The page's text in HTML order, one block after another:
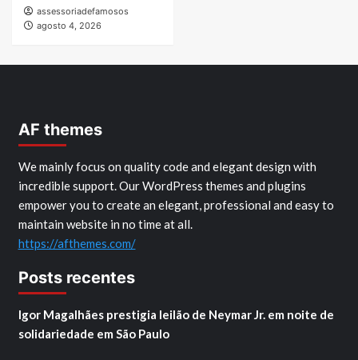
assessoriadefamosos
agosto 4, 2026
AF themes
We mainly focus on quality code and elegant design with
incredible support. Our WordPress themes and plugins
empower you to create an elegant, professional and easy to
maintain website in no time at all.
https://afthemes.com/
Posts recentes
Igor Magalhães prestigia leilão de Neymar Jr. em noite de
solidariedade em São Paulo